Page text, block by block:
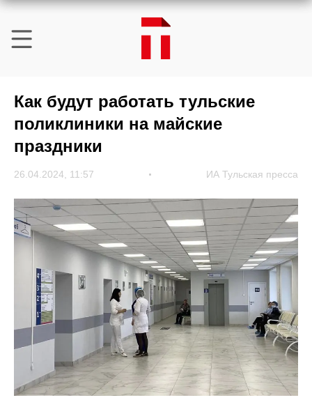
Как будут работать тульские
поликлиники на майские
праздники
26.04.2024, 11:57 ИА Тульская пресса